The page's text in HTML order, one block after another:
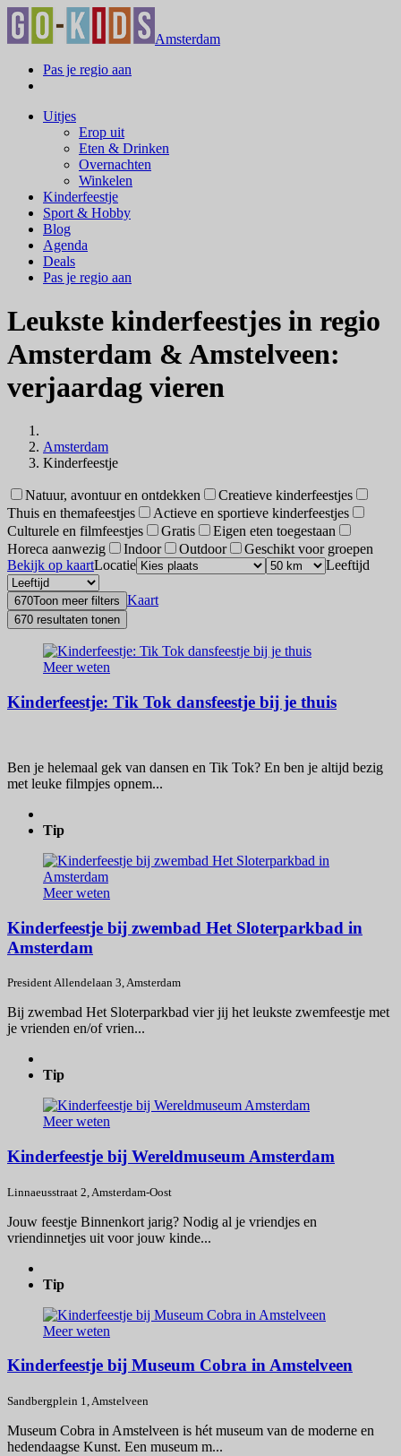
Amsterdam
Pas je regio aan
Uitjes
Erop uit
Eten & Drinken
Overnachten
Winkelen
Kinderfeestje
Sport & Hobby
Blog
Agenda
Deals
Pas je regio aan
Leukste kinderfeestjes in regio
Amsterdam & Amstelveen:
verjaardag vieren
Amsterdam
Kinderfeestje
Natuur, avontuur en ontdekken
Creatieve kinderfeestjes
Thuis en themafeestjes
Actieve en sportieve kinderfeestjes
Culturele en filmfeestjes
Gratis
Eigen eten toegestaan
Horeca aanwezig
Indoor Outdoor
Geschikt voor groepen
Bekijk op kaartLocatie Leeftijd
670Toon meer filters Kaart
670 resultaten tonen
Meer weten
Kinderfeestje: Tik Tok dansfeestje bij je thuis
Ben je helemaal gek van dansen en Tik Tok? En ben je altijd bezig
met leuke filmpjes opnem...
Tip
Meer weten
Kinderfeestje bij zwembad Het Sloterparkbad in
Amsterdam
President Allendelaan 3, Amsterdam
Bij zwembad Het Sloterparkbad vier jij het leukste zwemfeestje met
je vrienden en/of vrien...
Tip
Meer weten
Kinderfeestje bij Wereldmuseum Amsterdam
Linnaeusstraat 2, Amsterdam-Oost
Jouw feestje Binnenkort jarig? Nodig al je vriendjes en
vriendinnetjes uit voor jouw kinde...
Tip
Meer weten
Kinderfeestje bij Museum Cobra in Amstelveen
Sandbergplein 1, Amstelveen
Museum Cobra in Amstelveen is hét museum van de moderne en
hedendaagse Kunst. Een museum m...